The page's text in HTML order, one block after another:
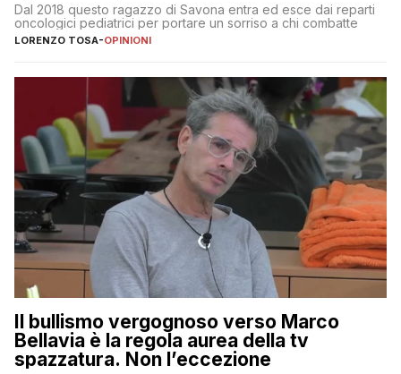
Dal 2018 questo ragazzo di Savona entra ed esce dai reparti
oncologici pediatrici per portare un sorriso a chi combatte
LORENZO TOSA-OPINIONI
Il bullismo vergognoso verso Marco
Bellavia è la regola aurea della tv
spazzatura. Non l’eccezione